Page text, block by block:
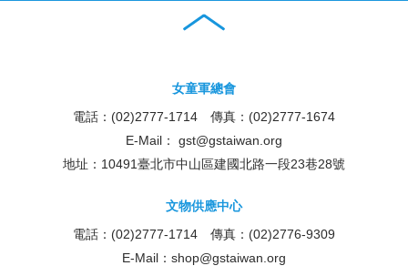
女童軍總會
電話：(02)2777-1714 傳真：(02)2777-1674
E-Mail： gst@gstaiwan.org
地址：10491臺北市中山區建國北路一段23巷28號
文物供應中心
電話：(02)2777-1714 傳真：(02)2776-9309
E-Mail： shop@gstaiwan.org